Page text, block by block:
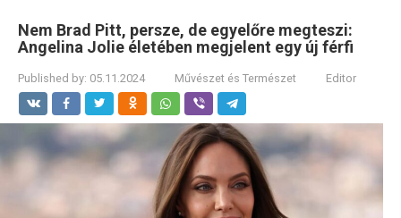
Nem Brad Pitt, persze, de egyelőre megteszi:
Angelina Jolie életében megjelent egy új férfi
Published by: 05.11.2024 Művészet és Természet Editor